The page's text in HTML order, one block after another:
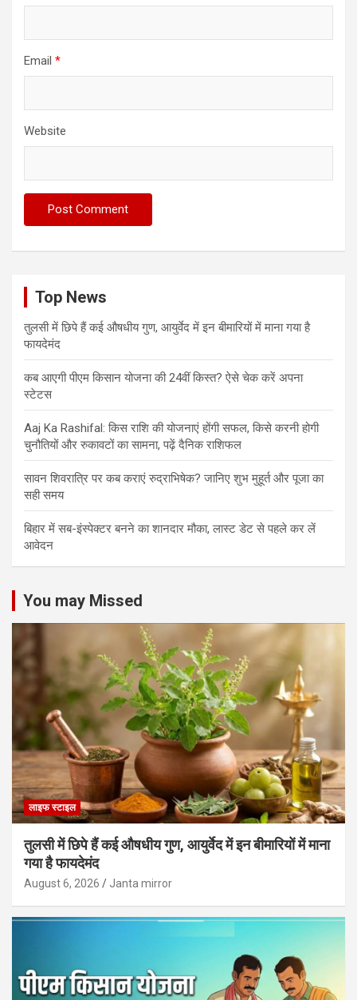
Email *
Website
Top News
तुलसी में छिपे हैं कई औषधीय गुण, आयुर्वेद में इन बीमारियों में माना गया है
फायदेमंद
कब आएगी पीएम किसान योजना की 24वीं किस्त? ऐसे चेक करें अपना
स्टेटस
Aaj Ka Rashifal: किस राशि की योजनाएं होंगी सफल, किसे करनी होगी
चुनौतियों और रुकावटों का सामना, पढ़ें दैनिक राशिफल
सावन शिवरात्रि पर कब कराएं रुद्राभिषेक? जानिए शुभ मुहूर्त और पूजा का
सही समय
बिहार में सब-इंस्पेक्टर बनने का शानदार मौका, लास्ट डेट से पहले कर लें
आवेदन
You may Missed
लाइफ स्टाइल
तुलसी में छिपे हैं कई औषधीय गुण, आयुर्वेद में इन बीमारियों में माना
गया है फायदेमंद
August 6, 2026 Janta mirror